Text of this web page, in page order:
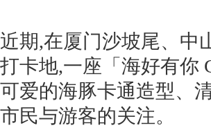
近期,在厦门沙坡尾、中
打卡地,一座「海好有你
可爱的海豚卡通造型、
市民与游客的关注。